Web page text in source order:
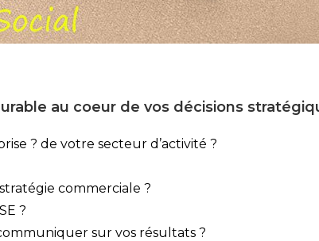
au coeur de vos décisions
? de votre secteur d’activité ?
commerciale ?
?
sur vos résultats ?